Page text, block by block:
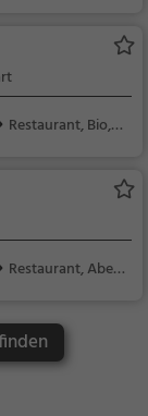
Mittagessen, Ve
Vegan, Sril
Restaurant, Bio, G
Restaurant, Aben
Snacks / Geträ